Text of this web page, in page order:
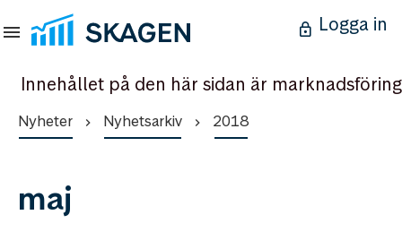
Logga in
Innehållet på den här sidan är marknadsföring
Nyheter Nyhetsarkiv 2018
maj